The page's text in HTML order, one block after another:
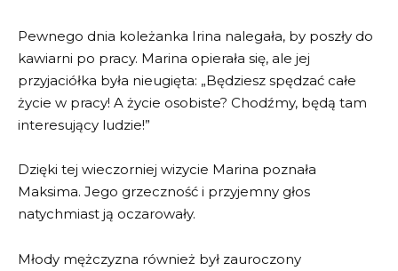
Pewnego dnia koleżanka Irina nalegała, by poszły do
kawiarni po pracy. Marina opierała się, ale jej
przyjaciółka była nieugięta: „Będziesz spędzać całe
życie w pracy! A życie osobiste? Chodźmy, będą tam
interesujący ludzie!”
Dzięki tej wieczorniej wizycie Marina poznała
Maksima. Jego grzeczność i przyjemny głos
natychmiast ją oczarowały.
Młody mężczyzna również był zauroczony